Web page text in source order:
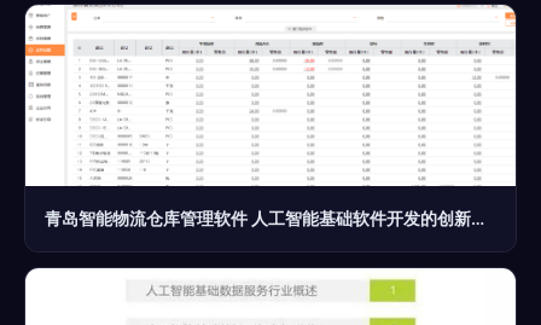
青岛智能物流仓库管理软件 人工智能基础软件开发的创新实践